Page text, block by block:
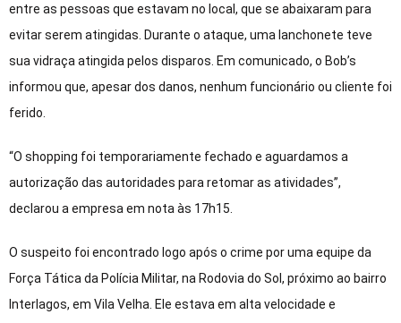
entre as pessoas que estavam no local, que se abaixaram para
evitar serem atingidas. Durante o ataque, uma lanchonete teve
sua vidraça atingida pelos disparos. Em comunicado, o Bob’s
informou que, apesar dos danos, nenhum funcionário ou cliente foi
ferido.
“O shopping foi temporariamente fechado e aguardamos a
autorização das autoridades para retomar as atividades”,
declarou a empresa em nota às 17h15.
O suspeito foi encontrado logo após o crime por uma equipe da
Força Tática da Polícia Militar, na Rodovia do Sol, próximo ao bairro
Interlagos, em Vila Velha. Ele estava em alta velocidade e